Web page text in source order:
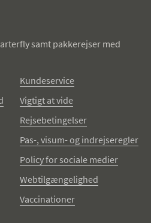
samt pakkerejser med
Kundeservice
Vigtigt at vide
Rejsebetingelser
Pas-, visum- og indrejseregler
Policy for sociale medier
Webtilgængelighed
Vaccinationer